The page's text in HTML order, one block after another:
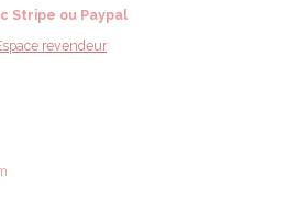
Stripe ou Paypal
revendeur